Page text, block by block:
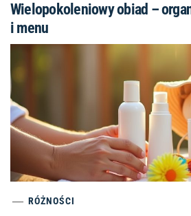
Wielopokoleniowy obiad –
i menu
RÓŻNOŚCI